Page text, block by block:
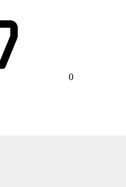
0